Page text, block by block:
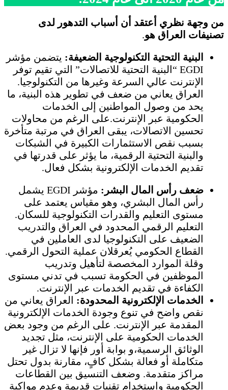
من وجهة نظري أعتقد أن أسباب التدهور لدى
تصنيفات العراق هو.
البنية التحتية التكنولوجية الضعيفة: يتضمن مؤشر
EGDI “البنية التحتية للاتصالات” التي تقيم توفر
الإنترنت عالي السرعة وغيرها من التكنولوجيا.
العراق يعاني من ضعف في تطوير هذه البنية، ما
يحد من وصول المواطنين إلى الخدمات
الحكومية عبر الإنترنت.على الرغم من محاولات
تحسين الاتصالات، يبقى العراق في مرتبة متأخرة
بسبب نقص الاستثمارات الكبيرة في الشبكات
والبنية التحتية الرقمية، ما يؤثر على قدرتها في
تقديم الخدمات الإلكترونية بشكل فعال.
ضعف رأس المال البشر:
مؤشر EGDI يشمل
رأس المال البشري، وهو مقياس يعتمد على
مستوى التعليم والقدرات التكنولوجية للسكان.
التعليم الرقمي المحدود في العراق والتدريب
الضعيف على التكنولوجيا لدى العاملين في
القطاع الحكومي يُعرقلان عملية التحول الرقمي.
وقلة الموارد المخصصة لتأهيل وتدريب
الموظفين في الحكومة تسبب في تدني مستوى
الكفاءة في تقديم الخدمات عبر الإنترنت.
الخدمات الإلكترونية المحدودة: العراق يعاني من
نقص واضح في تنوع وجودة الخدمات الإلكترونية
المقدمة عبر الإنترنت. على الرغم من وجود بعض
الخدمات الحكومية على الإنترنت، مثل تجديد
الوثائق الرسمية،و بوابة أور فإنها لا تزال غير
متكاملة أو فعالة بشكل كافٍ، مقارنة بدول تحتل
مراكز متقدمة. وضعف التنسيق بين القطاعات
الحكومية واستخدام تقنيات قديمة وعدم مواكبة